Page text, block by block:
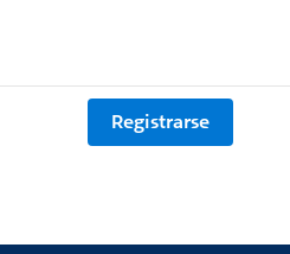
Registrarse